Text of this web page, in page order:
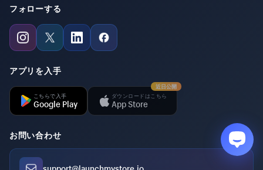
フォローする
アプリを入手
こちらで入手
Google Play
ダウンロードはこちら
App Store
近日公開
お問い合わせ